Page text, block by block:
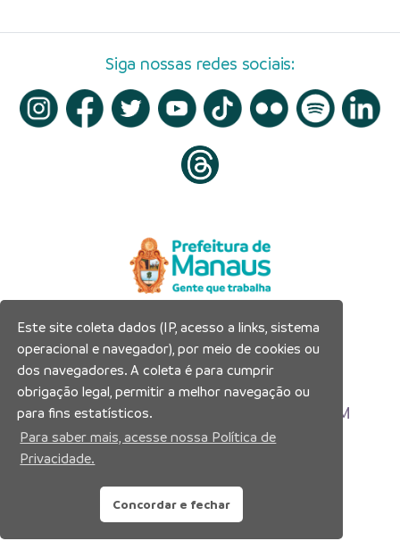
Siga nossas redes sociais:
Prefeitura Municipal de Manaus
Município de Manaus
CNPJ:04.365.326.0001-73
Av. Brasil, 2971 – Compensa, Manaus-AM
CEP: 69036-110
Este site coleta dados (IP, acesso a links, sistema
operacional e navegador), por meio de cookies ou
dos navegadores. A coleta é para cumprir
obrigação legal, permitir a melhor navegação ou
para fins estatísticos.
Para saber mais, acesse nossa Política de
Privacidade.
Concordar e fechar